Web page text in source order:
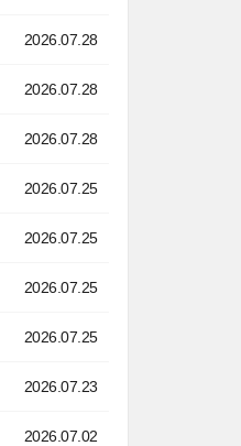
2026.07.28
2026.07.28
2026.07.28
2026.07.25
2026.07.25
2026.07.25
2026.07.25
2026.07.23
2026.07.02